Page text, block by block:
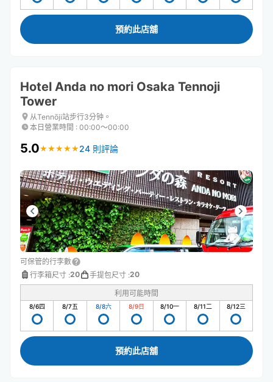
預約此店舖
Hotel Anda no mori Osaka Tennoji
Tower
从Tennōji站步行3分钟。
本日營業時間 : 00:00〜00:00
5.0★ ★ ★ ★ ★
★ ★ ★ ★ ★ 24 則評論
可保管的行李數
行李箱尺寸 :20 手提包尺寸 :20
利用可能時間
8/6四 8/7五 8/8六 8/9日 8/10一 8/11二 8/12三
預約此店舖